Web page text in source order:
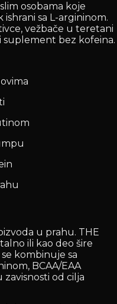
osobama koje
sa L-argininom.
vežbače u teretani
suplement bez kofeina.
u prahu. THE
ili kao deo šire
kombinuje sa
BCAA/EAA
od cilja